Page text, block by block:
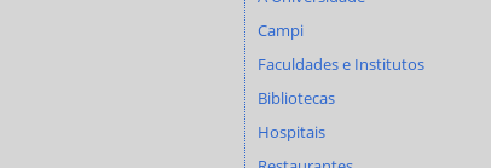
Campi
Faculdades e Institutos
Bibliotecas
Hospitais